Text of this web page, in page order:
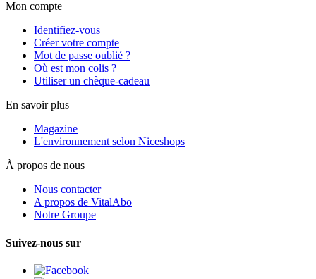
Mon compte
Identifiez-vous
Créer votre compte
Mot de passe oublié ?
Où est mon colis ?
Utiliser un chèque-cadeau
En savoir plus
Magazine
L'environnement selon Niceshops
À propos de nous
Nous contacter
A propos de VitalAbo
Notre Groupe
Suivez-nous sur